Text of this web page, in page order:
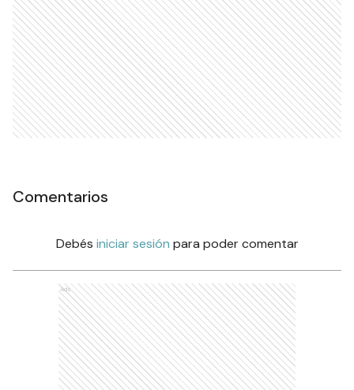
Comentarios
Debés iniciar sesión para poder comentar
Ads